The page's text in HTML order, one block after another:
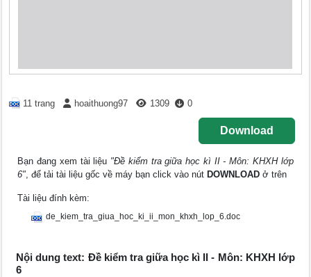
11 trang hoaithuong97 1309 0
Download
Bạn đang xem tài liệu "Đề kiểm tra giữa học kì II - Môn: KHXH lớp
6", để tải tài liệu gốc về máy bạn click vào nút DOWNLOAD ở trên
Tài liệu đính kèm:
de_kiem_tra_giua_hoc_ki_ii_mon_khxh_lop_6.doc
Nội dung text: Đề kiểm tra giữa học kì II - Môn: KHXH lớp
6